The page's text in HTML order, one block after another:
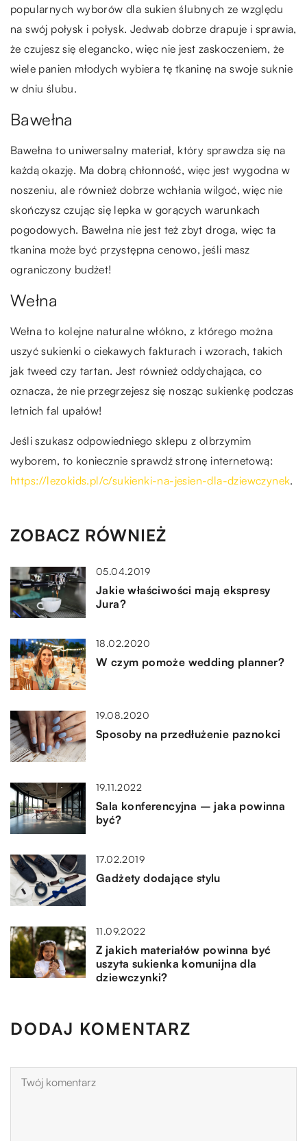
popularnych wyborów dla sukien ślubnych ze względu
na swój połysk i połysk. Jedwab dobrze drapuje i sprawia,
że czujesz się elegancko, więc nie jest zaskoczeniem, że
wiele panien młodych wybiera tę tkaninę na swoje suknie
w dniu ślubu.
Bawełna
Bawełna to uniwersalny materiał, który sprawdza się na
każdą okazję. Ma dobrą chłonność, więc jest wygodna w
noszeniu, ale również dobrze wchłania wilgoć, więc nie
skończysz czując się lepka w gorących warunkach
pogodowych. Bawełna nie jest też zbyt droga, więc ta
tkanina może być przystępna cenowo, jeśli masz
ograniczony budżet!
Wełna
Wełna to kolejne naturalne włókno, z którego można
uszyć sukienki o ciekawych fakturach i wzorach, takich
jak tweed czy tartan. Jest również oddychająca, co
oznacza, że nie przegrzejesz się nosząc sukienkę podczas
letnich fal upałów!
Jeśli szukasz odpowiedniego sklepu z olbrzymim
wyborem, to koniecznie sprawdź stronę internetową:
https://lezokids.pl/c/sukienki-na-jesien-dla-dziewczynek.
ZOBACZ RÓWNIEŻ
05.04.2019
Jakie właściwości mają ekspresy
Jura?
18.02.2020
W czym pomoże wedding planner?
19.08.2020
Sposoby na przedłużenie paznokci
19.11.2022
Sala konferencyjna – jaka powinna
być?
17.02.2019
Gadżety dodające stylu
11.09.2022
Z jakich materiałów powinna być
uszyta sukienka komunijna dla
dziewczynki?
DODAJ KOMENTARZ